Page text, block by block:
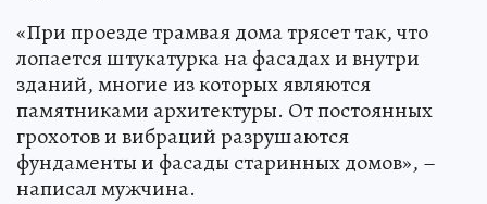
«При проезде трамвая дома трясет так, что
лопается штукатурка на фасадах и внутри
зданий, многие из которых являются
памятниками архитектуры. От постоянных
грохотов и вибраций разрушаются
фундаменты и фасады старинных домов», –
написал мужчина.